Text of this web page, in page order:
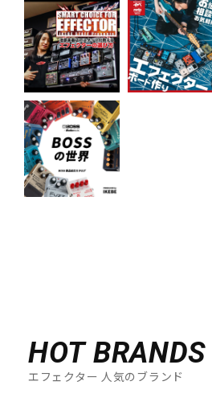
HOT BRANDS
エフェクター 人気のブランド